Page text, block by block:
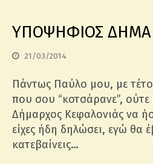
ΥΠΟΨΗΦΙΟΣ
21/03/2014
Πάντως Παύλο μου, με
που σου “κοτσάρανε”,
Δήμαρχος Κεφαλονιάς να
είχες ήδη δηλώσει, εγώ θα
κατεβαίνεις…